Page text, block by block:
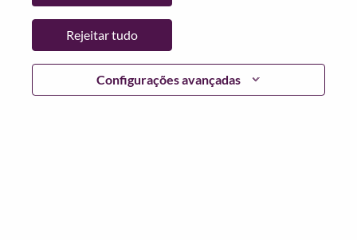
Configurações avançadas
Rejeitar tudo